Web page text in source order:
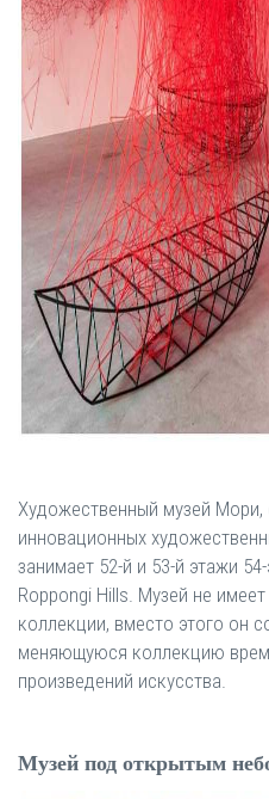
Художественный музей Мори,
инновационных
занимает 52-й и 53-й этажи
Roppongi Hills. Музей не
коллекции, вместо этого он
меняющуюся коллекцию
произведений искусства.
Музей под открытым